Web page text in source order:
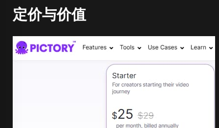
定价与价值